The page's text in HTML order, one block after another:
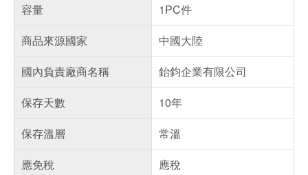
容量
1PC件
商品來源國家
中國大陸
國內負責廠商名稱
鈶鈞企業有限公司
保存天數
10年
保存溫層
常溫
應免稅
應稅